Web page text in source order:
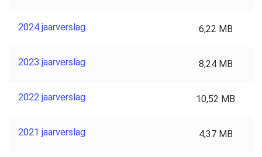
2024 jaarverslag 6,22 MB
2023 jaarverslag 8,24 MB
2022 jaarverslag 10,52 MB
2021 jaarverslag 4,37 MB